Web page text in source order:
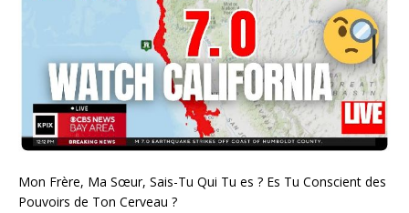
Mon Frère, Ma Sœur, Sais-Tu Qui Tu es ? Es Tu Conscient des
Pouvoirs de Ton Cerveau ?